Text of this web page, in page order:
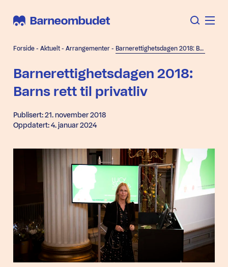
Forside - Aktuelt - Arrangementer - Barnerettighetsdagen 2018: Barns rett til privatliv
Barnerettighetsdagen 2018:
Barns rett til privatliv
Publisert: 21. november 2018
Oppdatert: 4. januar 2024